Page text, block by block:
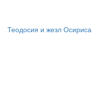
Теодосия и жезл Осириса